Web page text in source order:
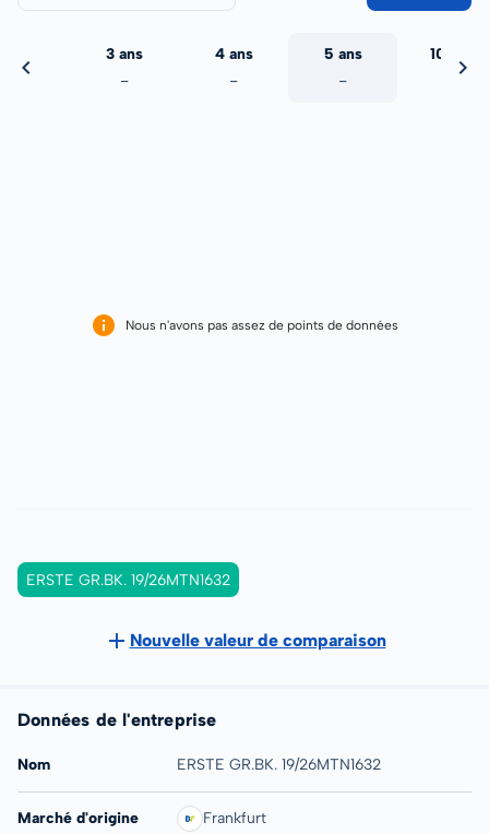
3 ans
-
4 ans
-
5 ans
-
10 ans
Nous n'avons pas assez de points de données
ERSTE GR.BK. 19/26MTN1632
Nouvelle valeur de comparaison
Données de l'entreprise
Nom ERSTE GR.BK. 19/26MTN1632
Marché d'origine Frankfurt